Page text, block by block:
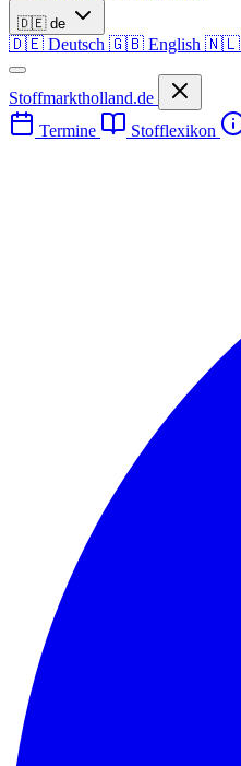
🇩🇪 de
🇩🇪 Deutsch 🇬🇧 English 🇳🇱
Stoffmarktholland.de
Termine
Stofflexikon